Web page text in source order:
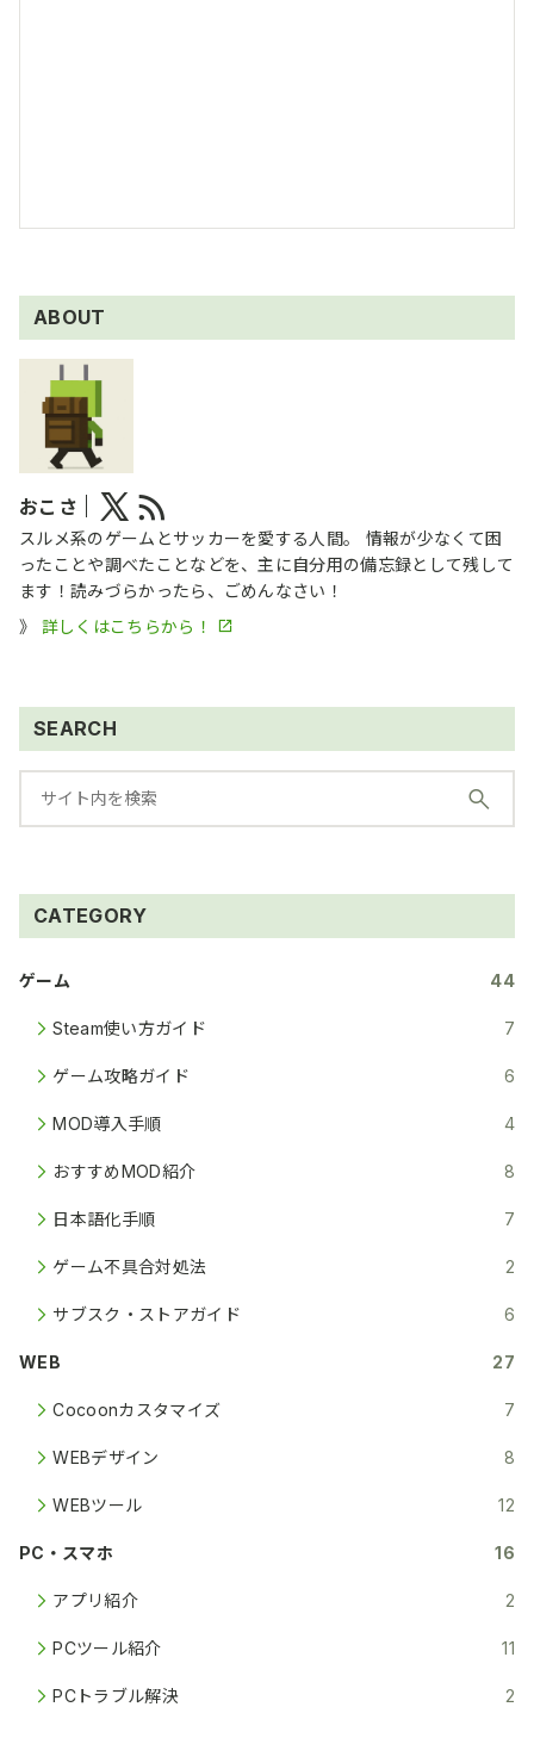
ABOUT
おこさ
スルメ系のゲームとサッカーを愛する人間。 情報が少なくて困
ったことや調べたことなどを、主に自分用の備忘録として残して
ます！読みづらかったら、ごめんなさい！
》 詳しくはこちらから！
SEARCH
CATEGORY
ゲーム 44
Steam使い方ガイド 7
ゲーム攻略ガイド 6
MOD導入手順 4
おすすめMOD紹介 8
日本語化手順 7
ゲーム不具合対処法 2
サブスク・ストアガイド 6
WEB 27
Cocoonカスタマイズ 7
WEBデザイン 8
WEBツール 12
PC・スマホ 16
アプリ紹介 2
PCツール紹介 11
PCトラブル解決 2